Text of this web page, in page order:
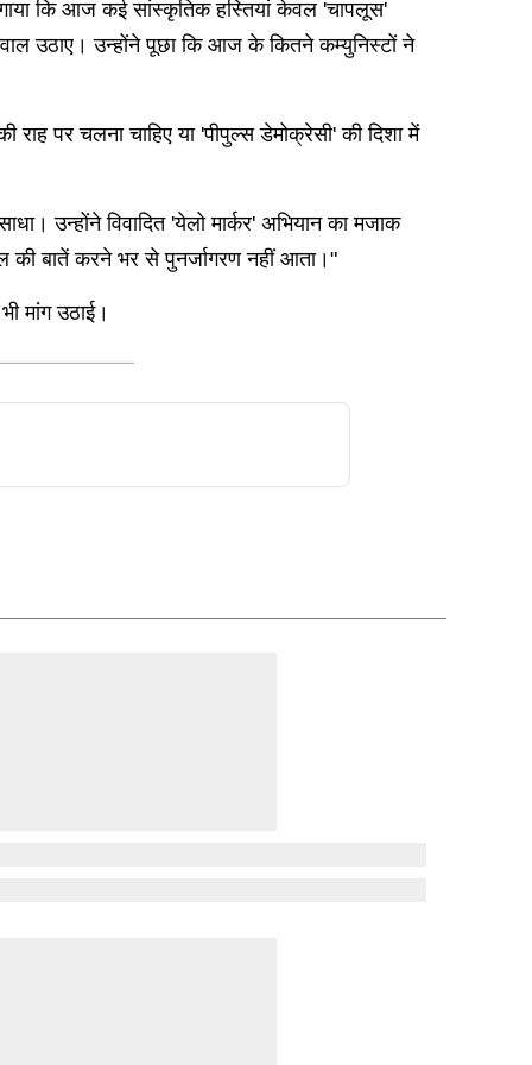
कि आज कई सांस्कृतिक हस्तियां केवल 'चापलूस'
उठाए। उन्होंने पूछा कि आज के कितने कम्युनिस्टों ने
पर चलना चाहिए या 'पीपुल्स डेमोक्रेसी' की दिशा में
उन्होंने विवादित 'येलो मार्कर' अभियान का मजाक
की बातें करने भर से पुनर्जागरण नहीं आता।"
मांग उठाई।